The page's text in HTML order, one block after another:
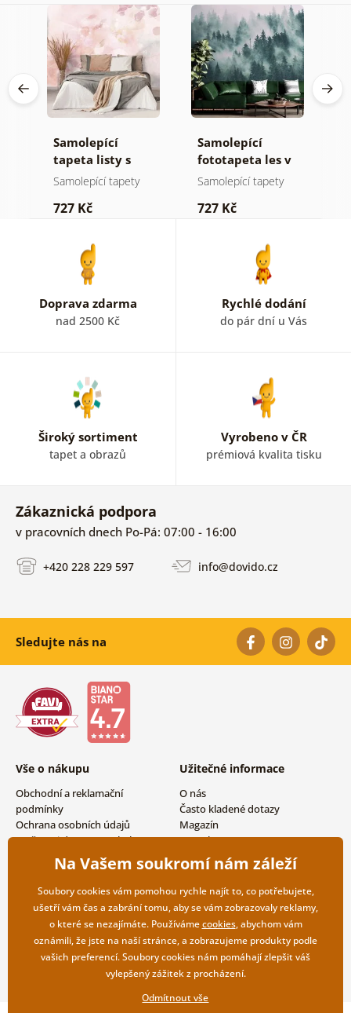
Samolepící
tapeta listy s
pastelovým
Samolepící tapety
727 Kč
Samolepící
fototapeta les v
mlze
Samolepící tapety
727 Kč
Doprava zdarma
nad 2500 Kč
Rychlé dodání
do pár dní u Vás
Široký sortiment
tapet a obrazů
Vyrobeno v ČR
prémiová kvalita tisku
Zákaznická podpora
v pracovních dnech Po-Pá: 07:00 - 16:00
+420 228 229 597 info@dovido.cz
Sledujte nás na
Vše o nákupu
Obchodní a reklamační
podmínky
Ochrana osobních údajů
Možnosti dopravy a platby
Vrácení zboží
Užitečné informace
O nás
Často kladené dotazy
Magazín
Kontakty
Velkoobchodní spolupráce
Na Vašem soukromí nám záleží
Soubory cookies vám pomohou rychle najít to, co potřebujete,
ušetří vám čas a zabrání tomu, aby se vám zobrazovaly reklamy,
o které se nezajímáte. Používámecookies, abychom vám
oznámili, že jste na naší stránce, a zobrazujeme produkty podle
vašich preferencí. Soubory cookies nám pomáhají zlepšit váš
vylepšený zážitek z procházení.
Odmítnout vše